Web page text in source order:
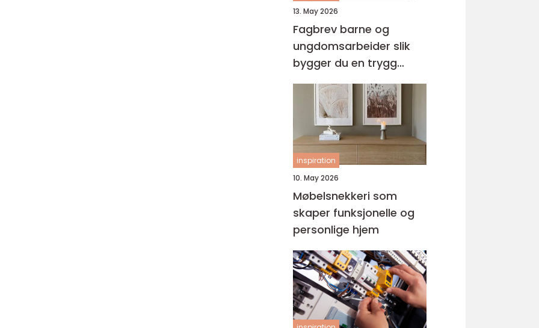
13. May 2026
Fagbrev barne og
ungdomsarbeider slik
bygger du en trygg
karriere med barn og
unge
inspiration
10. May 2026
Møbelsnekkeri som
skaper funksjonelle og
personlige hjem